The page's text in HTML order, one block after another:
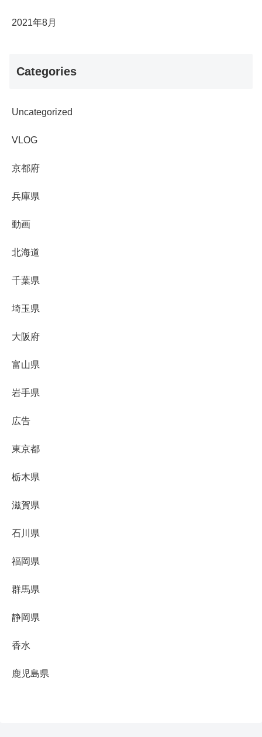
2021年8月
Categories
Uncategorized
VLOG
京都府
兵庫県
動画
北海道
千葉県
埼玉県
大阪府
富山県
岩手県
広告
東京都
栃木県
滋賀県
石川県
福岡県
群馬県
静岡県
香水
鹿児島県